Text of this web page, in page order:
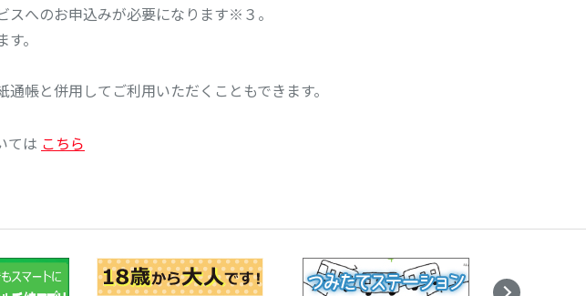
へのお申込みが必要になります※３。
。
帳と併用してご利用いただくこともできます。
ては こちら